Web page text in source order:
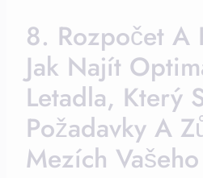
8. Rozpočet A
Jak Najít
Letadla, Který
Požadavky A
Mezích